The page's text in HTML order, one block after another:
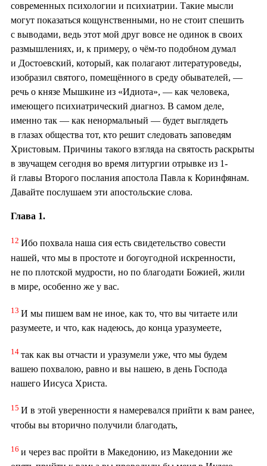
современных психологии и психиатрии. Такие мысли
могут показаться кощунственными, но не стоит спешить
с выводами, ведь этот мой друг вовсе не одинок в своих
размышлениях, и, к примеру, о чём-то подобном думал
и Достоевский, который, как полагают литературоведы,
изобразил святого, помещённого в среду обывателей, —
речь о князе Мышкине из «Идиота», — как человека,
имеющего психиатрический диагноз. В самом деле,
именно так — как ненормальный — будет выглядеть
в глазах общества тот, кто решит следовать заповедям
Христовым. Причины такого взгляда на святость раскрыты
в звучащем сегодня во время литургии отрывке из 1-
й главы Второго послания апостола Павла к Коринфянам.
Давайте послушаем эти апостольские слова.
Глава 1.
12 Ибо похвала наша сия есть свидетельство совести
нашей, что мы в простоте и богоугодной искренности,
не по плотской мудрости, но по благодати Божией, жили
в мире, особенно же у вас.
13 И мы пишем вам не иное, как то, что вы читаете или
разумеете, и что, как надеюсь, до конца уразумеете,
14 так как вы отчасти и уразумели уже, что мы будем
вашею похвалою, равно и вы нашею, в день Господа
нашего Иисуса Христа.
15 И в этой уверенности я намеревался прийти к вам ранее,
чтобы вы вторично получили благодать,
16 и через вас пройти в Македонию, из Македонии же